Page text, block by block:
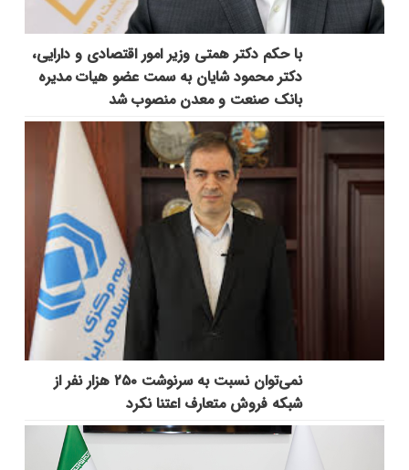
با حکم دکتر همتی وزیر امور اقتصادی و دارایی،
دکتر محمود شایان به سمت عضو هیات مدیره
بانک صنعت و معدن منصوب شد
نمی‌توان نسبت به سرنوشت ۲۵۰ هزار نفر از
شبکه فروش متعارف اعتنا نکرد